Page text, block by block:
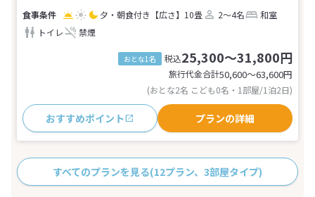
夕・朝食付き 【広さ】10畳 2～4名
和室
トイレ
禁煙
おとな1名 税込25,300～31,800円
旅行代金合計50,600〜63,600円
(おとな2名 こども0名・1部屋/1泊2日)
おすすめポイント プランの詳細
すべてのプランを見る(12プラン、3部屋タイプ)